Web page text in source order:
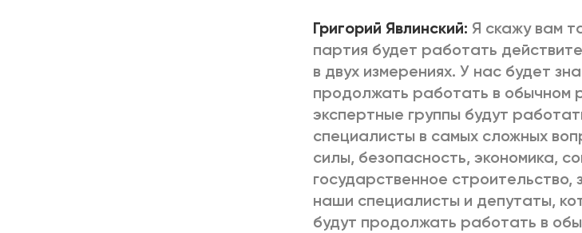
Григорий Явлинский: Я скажу вам
партия будет работать
в двух измерениях. У нас будет
продолжать работать в обычном
экспертные группы будут
специалисты в самых сложных
силы, безопасность, экономика,
государственное
наши специалисты и депутаты,
будут продолжать работать в